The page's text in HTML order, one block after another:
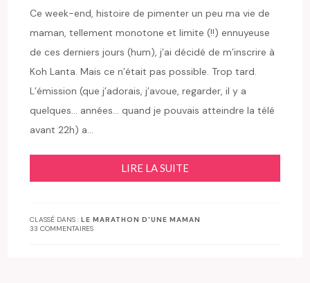
Ce week-end, histoire de pimenter un peu ma vie de
maman, tellement monotone et limite (!!) ennuyeuse
de ces derniers jours (hum), j’ai décidé de m’inscrire à
Koh Lanta. Mais ce n’était pas possible. Trop tard.
L’émission (que j’adorais, j’avoue, regarder, il y a
quelques… années… quand je pouvais atteindre la télé
avant 22h) a…
LIRE LA SUITE
CLASSÉ DANS :LE MARATHON D'UNE MAMAN
33 COMMENTAIRES